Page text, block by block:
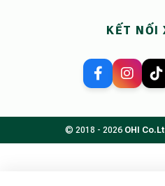
KẾT NỐI
© 2018 - 2026 OHI